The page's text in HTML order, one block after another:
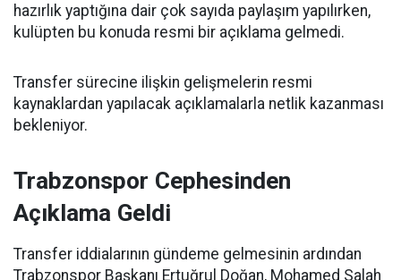
hazırlık yaptığına dair çok sayıda paylaşım yapılırken,
kulüpten bu konuda resmi bir açıklama gelmedi.
Transfer sürecine ilişkin gelişmelerin resmi
kaynaklardan yapılacak açıklamalarla netlik kazanması
bekleniyor.
Trabzonspor Cephesinden
Açıklama Geldi
Transfer iddialarının gündeme gelmesinin ardından
Trabzonspor Başkanı Ertuğrul Doğan, Mohamed Salah